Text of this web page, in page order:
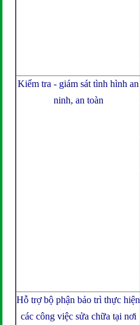
Kiểm tra - giám sát tình hình an
ninh, an toàn
Hỗ trợ bộ phận bảo trì thực hiện
các công việc sửa chữa tại nơi